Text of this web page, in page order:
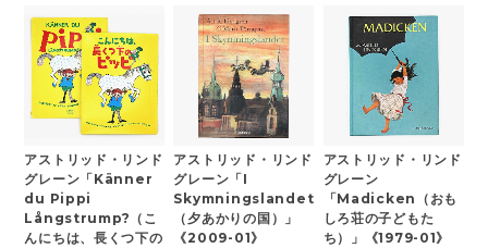
アストリッド・リンド
グレーン「Känner
du Pippi
Långstrump?（こ
んにちは、長くつ下の
アストリッド・リンド
グレーン「I
Skymningslandet
（夕あかりの国）」
《2009-01》
アストリッド・リンド
グレーン
「Madicken（おも
しろ荘の子どもた
ち）」《1979-01》